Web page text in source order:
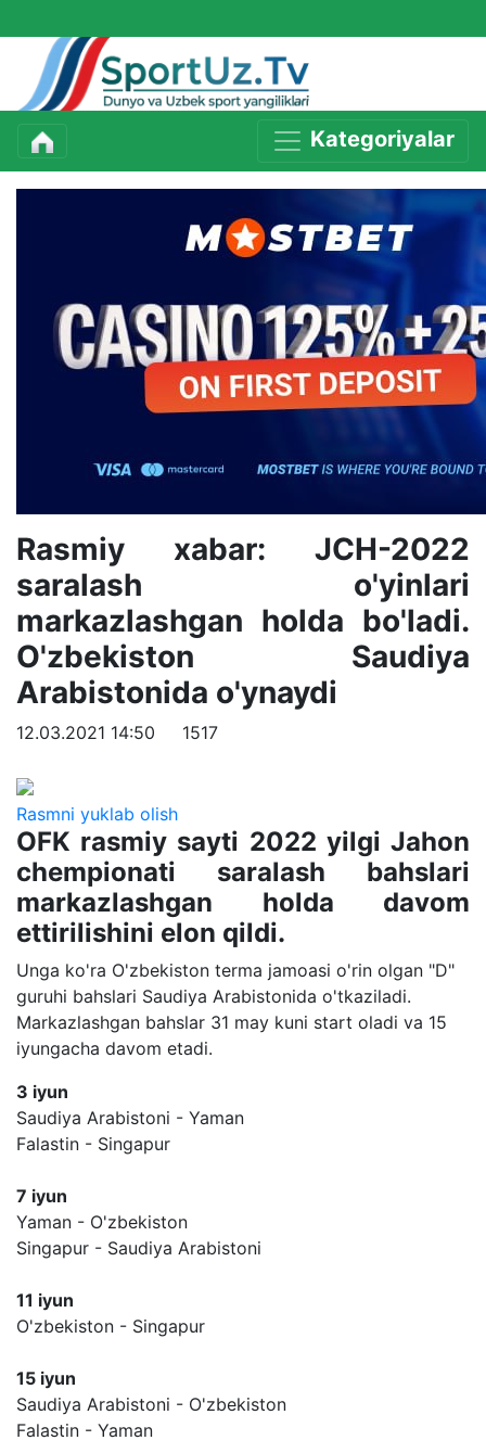
Kategoriyalar
Rasmiy xabar: JCH-2022
saralash o'yinlari
markazlashgan holda bo'ladi.
O'zbekiston Saudiya
Arabistonida o'ynaydi
12.03.2021 14:50 1517
Rasmni yuklab olish
OFK rasmiy sayti 2022 yilgi Jahon
chempionati saralash bahslari
markazlashgan holda davom
ettirilishini elon qildi.
Unga ko'ra O'zbekiston terma jamoasi o'rin olgan "D"
guruhi bahslari Saudiya Arabistonida o'tkaziladi.
Markazlashgan bahslar 31 may kuni start oladi va 15
iyungacha davom etadi.
3 iyun
Saudiya Arabistoni - Yaman
Falastin - Singapur
7 iyun
Yaman - O'zbekiston
Singapur - Saudiya Arabistoni
11 iyun
O'zbekiston - Singapur
15 iyun
Saudiya Arabistoni - O'zbekiston
Falastin - Yaman